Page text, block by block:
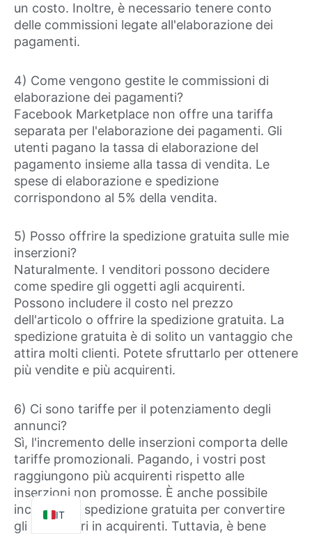
un costo. Inoltre, è necessario tenere conto
delle commissioni legate all'elaborazione dei
pagamenti.
4) Come vengono gestite le commissioni di
elaborazione dei pagamenti?
Facebook Marketplace non offre una tariffa
separata per l'elaborazione dei pagamenti. Gli
utenti pagano la tassa di elaborazione del
pagamento insieme alla tassa di vendita. Le
spese di elaborazione e spedizione
corrispondono al 5% della vendita.
5) Posso offrire la spedizione gratuita sulle mie
inserzioni?
Naturalmente. I venditori possono decidere
come spedire gli oggetti agli acquirenti.
Possono includere il costo nel prezzo
dell'articolo o offrire la spedizione gratuita. La
spedizione gratuita è di solito un vantaggio che
attira molti clienti. Potete sfruttarlo per ottenere
più vendite e più acquirenti.
6) Ci sono tariffe per il potenziamento degli
annunci?
Sì, l'incremento delle inserzioni comporta delle
tariffe promozionali. Pagando, i vostri post
raggiungono più acquirenti rispetto alle
inserzioni non promosse. È anche possibile
includere la spedizione gratuita per convertire
gli spettatori in acquirenti. Tuttavia, è bene
IT
EN
PT
DE
FR
TR